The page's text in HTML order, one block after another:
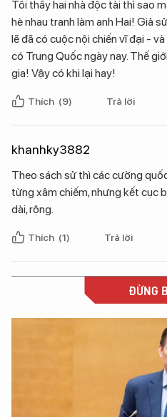
Tôi thấy hai nhà độc tài thì sao
hè nhau tranh làm anh Hai! Giả
lẽ đã có cuộc nội chiến vĩ đại -
có Trung Quốc ngày nay. Thế
gia! Vậy có khi lại hay!
Thích (9) Trả lời
khanhky3882
Theo sách sử thì các cường
từng xâm chiếm, nhưng kết cục
dài, rộng.
Thích (1) Trả lời
ĐỪNG